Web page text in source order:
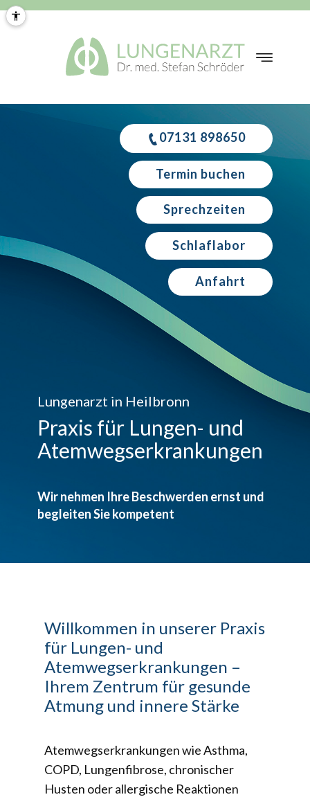
07131 898650
Termin buchen
Sprechzeiten
Schlaflabor
Anfahrt
Lungenarzt in Heilbronn
Praxis für Lungen- und
Atemwegserkrankungen
Wir nehmen Ihre Beschwerden ernst und
begleiten Sie kompetent
Willkommen in unserer Praxis
für Lungen- und
Atemwegserkrankungen –
Ihrem Zentrum für gesunde
Atmung und innere Stärke
Atemwegserkrankungen wie Asthma,
COPD, Lungenfibrose, chronischer
Husten oder allergische Reaktionen